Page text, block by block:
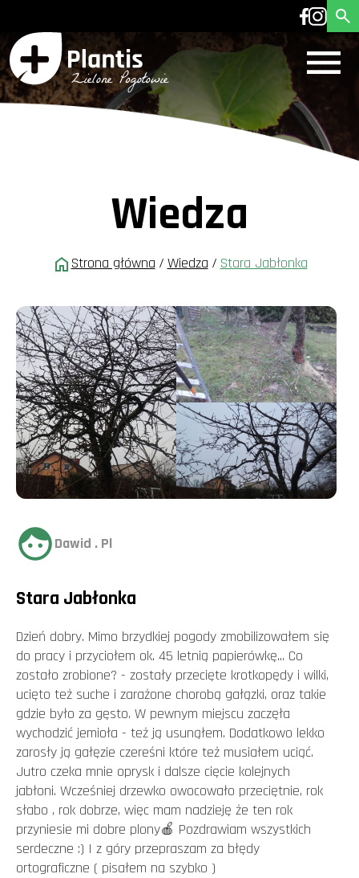
Wiedza
Strona główna / Wiedza / Stara Jabłonka
Dawid . Pl
Stara Jabłonka
Dzień dobry. Mimo brzydkiej pogody zmobilizowałem się
do pracy i przyciołem ok. 45 letnią papierówkę... Co
zostało zrobione? - zostały przecięte krotkopędy i wilki,
ucięto też suche i zarażone chorobą gałązki, oraz takie
gdzie było za gęsto. W pewnym miejscu zaczęła
wychodzić jemioła - też ją usunąłem. Dodatkowo lekko
zarosły ją gałęzie czereśni które też musiałem uciąć.
Jutro czeka mnie oprysk i dalsze cięcie kolejnych
jabłoni. Wcześniej drzewko owocowało przeciętnie, rok
słabo , rok dobrze, więc mam nadzieję że ten rok
przyniesie mi dobre plony🍎 Pozdrawiam wszystkich
serdeczne :) I z góry przepraszam za błędy
ortograficzne ( pisałem na szybko )